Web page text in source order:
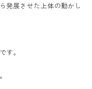
発展させた上体の動かし
す。